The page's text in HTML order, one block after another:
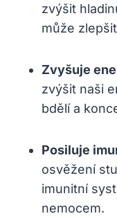
zvýšit
může
Zvyšuje
zvýšit naši
bdělí a
Posiluje
osvěžení
imunitní
nemocem.